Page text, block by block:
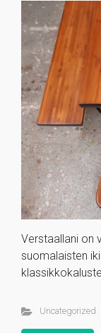
Verstaallani on
suomalaisten
Uncategorized